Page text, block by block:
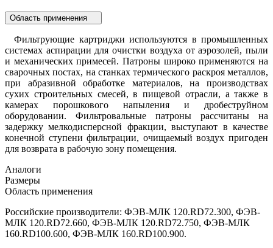
Область применения
Фильтрующие картриджи используются в промышленных
системах аспирации для очистки воздуха от аэрозолей, пыли
и механических примесей. Патроны широко применяются на
сварочных постах, на станках термического раскроя металлов,
при абразивной обработке материалов, на производствах
сухих строительных смесей, в пищевой отрасли, а также в
камерах порошкового напыления и дробеструйном
оборудовании. Фильтровальные патроны рассчитаны на
задержку мелкодисперсной фракции, выступают в качестве
конечной ступени фильтрации, очищаемый воздух пригоден
для возврата в рабочую зону помещения.
Аналоги
Размеры
Область применения
Российские производители: ФЭВ-МЛК 120.RD72.300, ФЭВ-
МЛК 120.RD72.660, ФЭВ-МЛК 120.RD72.750, ФЭВ-МЛК
160.RD100.600, ФЭВ-МЛК 160.RD100.900.